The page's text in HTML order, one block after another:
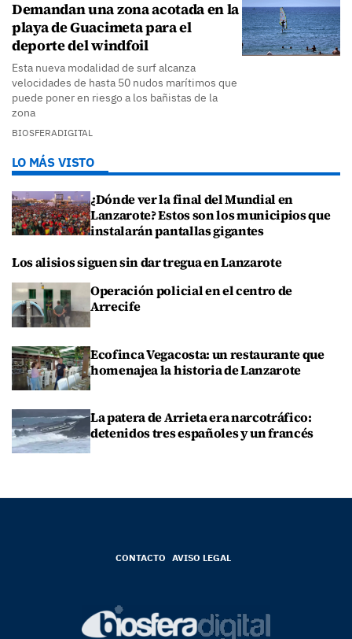
Demandan una zona acotada en la
playa de Guacimeta para el
deporte del windfoil
Esta nueva modalidad de surf alcanza
velocidades de hasta 50 nudos marítimos que
puede poner en riesgo a los bañistas de la
zona
BIOSFERADIGITAL
LO MÁS VISTO
¿Dónde ver la final del Mundial en
Lanzarote? Estos son los municipios que
instalarán pantallas gigantes
Los alisios siguen sin dar tregua en Lanzarote
Operación policial en el centro de
Arrecife
Ecofinca Vegacosta: un restaurante que
homenajea la historia de Lanzarote
La patera de Arrieta era narcotráfico:
detenidos tres españoles y un francés
CONTACTO AVISO LEGAL